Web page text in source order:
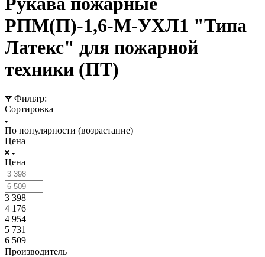
РПМ(П)-1,6-М-УХЛ1 "Типа
Латекс" для пожарной
техники (ПТ)
Фильтр:
Сортировка
По популярности (возрастание)
Цена
Цена
3 398
4 176
4 954
5 731
6 509
Производитель